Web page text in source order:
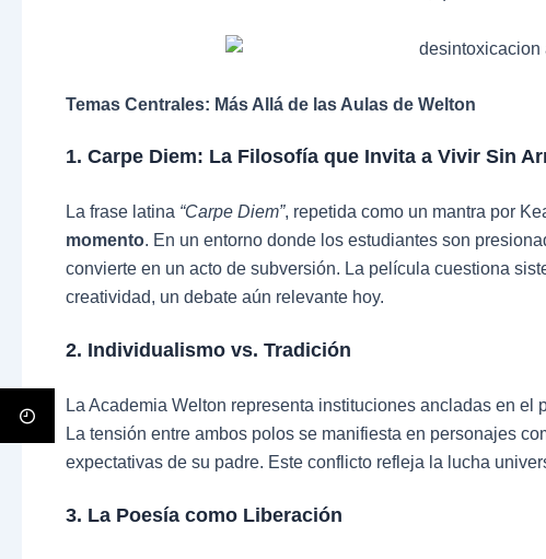
Temas Centrales: Más Allá de las Aulas de Welton
1. Carpe Diem: La Filosofía que Invita a Vivir Sin
La frase latina “Carpe Diem”, repetida como un mantra por
momento. En un entorno donde los estudiantes son
convierte en un acto de subversión. La película cuestiona
creatividad, un debate aún relevante hoy.
2. Individualismo vs. Tradición
La Academia Welton representa instituciones ancladas en
La tensión entre ambos polos se manifiesta en personajes
expectativas de su padre. Este conflicto refleja la lucha
3. La Poesía como Liberación